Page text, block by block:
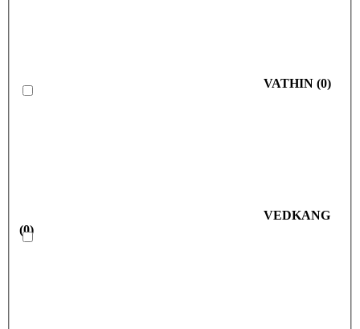
VATHIN (0)
VEDKANG
(0)